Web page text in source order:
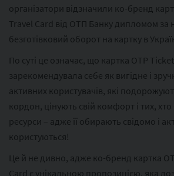
організатори відзначили ко-бренд
Travel Card від ОТП Банку дипломом за
безготівковий оборот на картку в
По суті це означає, що картка OTP
зарекомендувала себе як вигідне і
активних користувачів, які
кордон, цінують свій комфорт і тих, хто
ресурси – адже її обирають свідомо і
користуються!
Це й не дивно, адже ко-бренд картка
Card є унікальною пропозицією, яка